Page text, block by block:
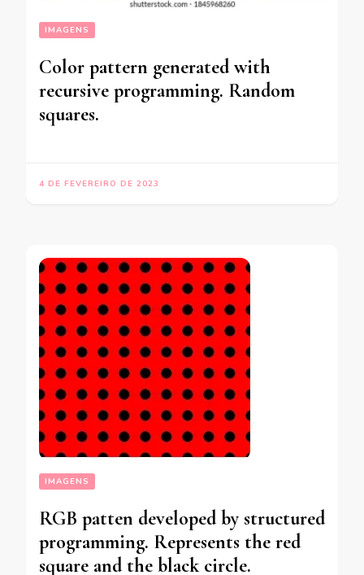
IMAGENS
Color pattern generated with
recursive programming. Random
squares.
4 DE FEVEREIRO DE 2023
IMAGENS
RGB patten developed by structured
programming. Represents the red
square and the black circle.